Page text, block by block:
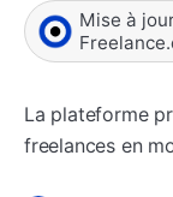
Mise à
La plateforme
freelances en